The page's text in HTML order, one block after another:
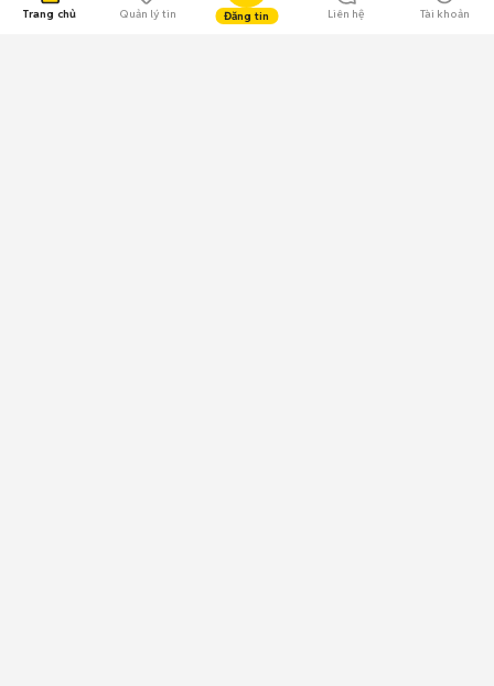
Trang chủ Quản lý tin Đăng tin Liên hệ Tài khoản